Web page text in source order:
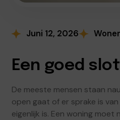
Juni 12, 2026
Een goed
De meeste mensen staan
open gaat of er sprake is
eigenlijk is. Een woning